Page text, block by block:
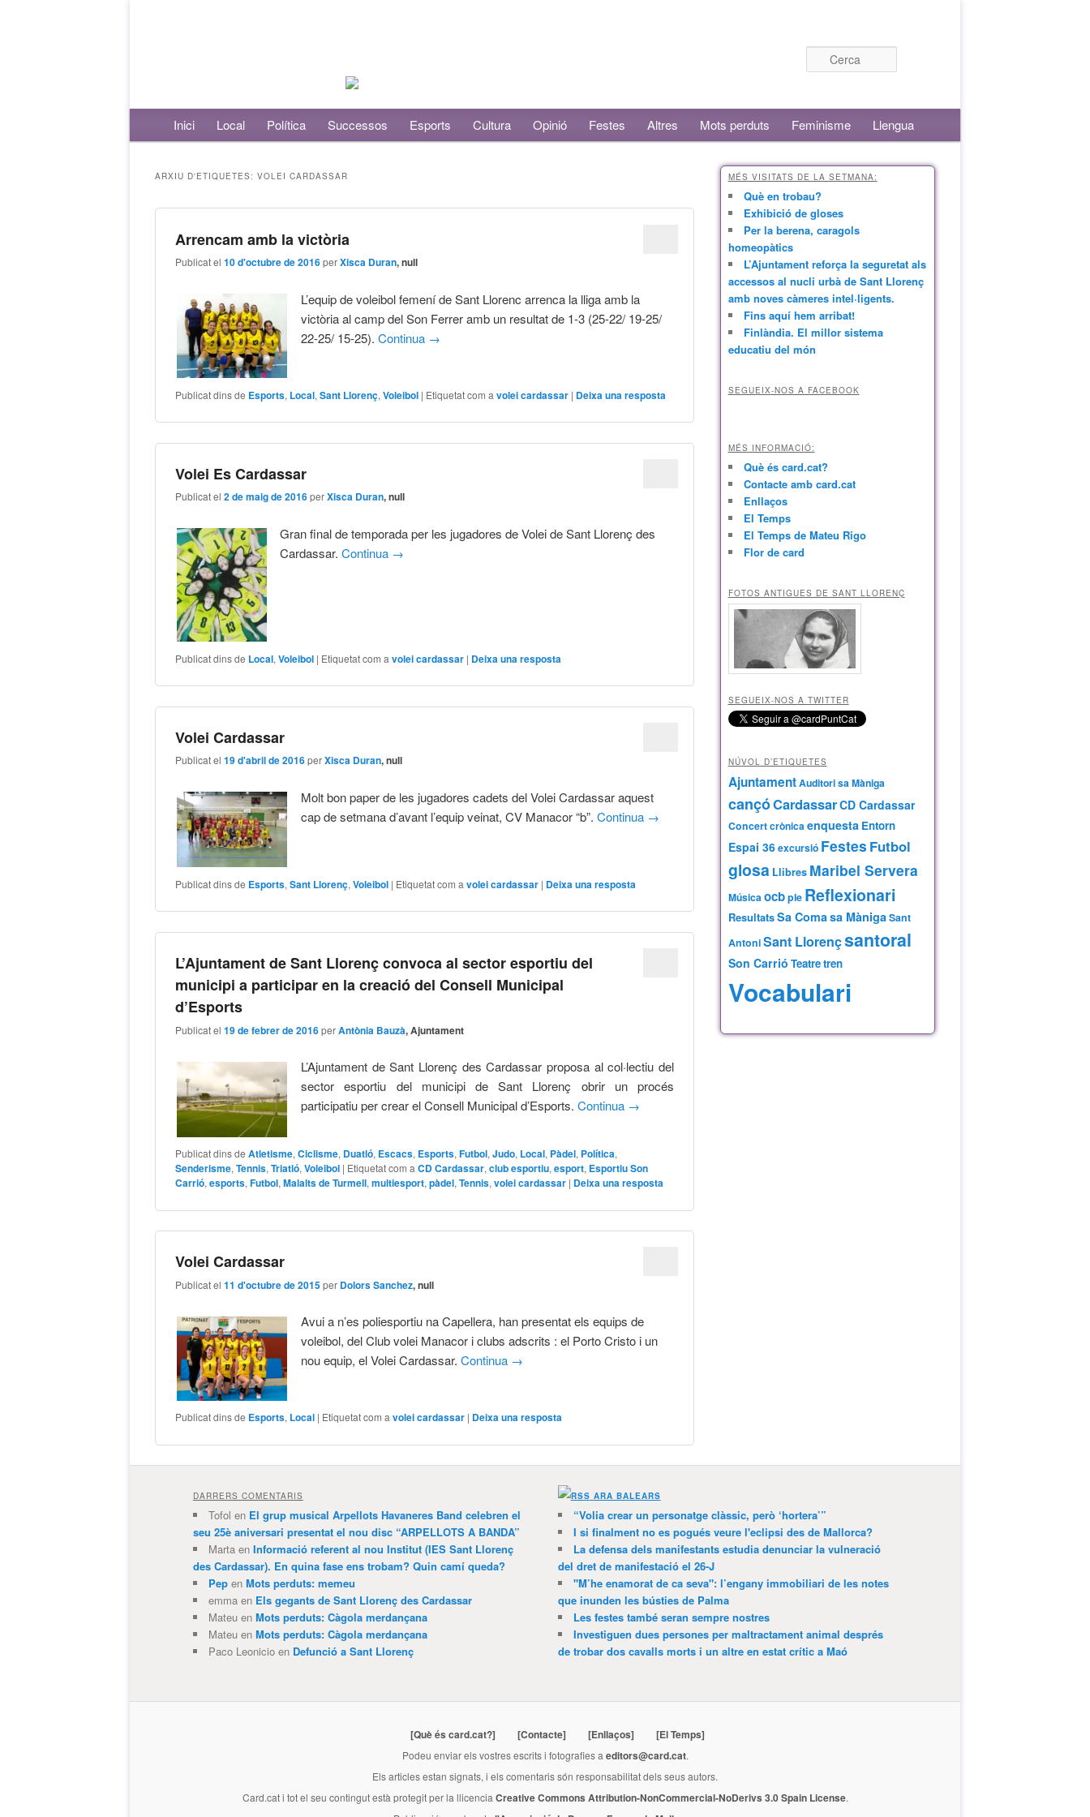
Menú principalAneu al contingut principal
Aneu al contingut secundari
Inici Local Política Successos Esports Cultura Opinió Festes Altres Mots perduts Feminisme Llengua
ARXIU D'ETIQUETES: VOLEI CARDASSAR
Arrencam amb la victòria
Publicat el10 d'octubre de 2016perXisca Duran, null
L’equip de voleibol femení de Sant Llorenc arrenca la lliga amb la
victòria al camp del Son Ferrer amb un resultat de 1-3 (25-22/ 19-25/
22-25/ 15-25).Continua →
Publicat dins de Esports, Local,Sant Llorenç,Voleibol | Etiquetat com a volei cardassar | Deixa una resposta
Volei Es Cardassar
Publicat el2 de maig de 2016perXisca Duran, null
Gran final de temporada per les jugadores de Volei de Sant Llorenç des
Cardassar.Continua →
Publicat dins de Local,Voleibol | Etiquetat com a volei cardassar | Deixa una resposta
Volei Cardassar
Publicat el19 d'abril de 2016perXisca Duran, null
Molt bon paper de les jugadores cadets del Volei Cardassar aquest
cap de setmana d’avant l’equip veinat, CV Manacor “b”.Continua →
Publicat dins de Esports,Sant Llorenç,Voleibol | Etiquetat com a volei cardassar | Deixa una resposta
L’Ajuntament de Sant Llorenç convoca al sector esportiu del
municipi a participar en la creació del Consell Municipal
d’Esports
Publicat el19 de febrer de 2016perAntònia Bauzà, Ajuntament
L’Ajuntament de Sant Llorenç des Cardassar proposa al col·lectiu del
sector esportiu del municipi de Sant Llorenç obrir un procés
participatiu per crear el Consell Municipal d’Esports.Continua →
Publicat dins de Atletisme,Ciclisme, Duatló, Escacs, Esports,Futbol,Judo, Local, Pàdel, Política,
Senderisme,Tennis,Triatló,Voleibol | Etiquetat com a CD Cardassar,club esportiu,esport, Esportiu Son
Carrió,esports,Futbol,Malalts de Turmell,multiesport,pàdel,Tennis,volei cardassar | Deixa una resposta
Volei Cardassar
Publicat el11 d'octubre de 2015per Dolors Sanchez, null
Avui a n’es poliesportiu na Capellera, han presentat els equips de
voleibol, del Club volei Manacor i clubs adscrits : el Porto Cristo i un
nou equip, el Volei Cardassar.Continua →
Publicat dins de Esports, Local | Etiquetat com a volei cardassar | Deixa una resposta
MÉS VISITATS DE LA SETMANA:
Què en trobau?
Exhibició de gloses
Per la berena, caragols
homeopàtics
L’Ajuntament reforça la seguretat als
accessos al nucli urbà de Sant Llorenç
amb noves càmeres intel·ligents.
Fins aquí hem arribat!
Finlàndia. El millor sistema
educatiu del món
SEGUEIX-NOS A FACEBOOK
MÉS INFORMACIÓ:
Què és card.cat?
Contacte amb card.cat
Enllaços
El Temps
El Temps de Mateu Rigo
Flor de card
FOTOS ANTIGUES DE SANT LLORENÇ
SEGUEIX-NOS A TWITTER
NÚVOL D’ETIQUETES
AjuntamentAuditori sa Màniga
cançóCardassarCD Cardassar
Concertcrònicaenquesta Entorn
Espai 36excursió Festes Futbol
glosa Llibres Maribel Servera
Músicaocbple Reflexionari
ResultatsSa Comasa MànigaSant
AntoniSant Llorençsantoral
Son Carrió Teatretren
Vocabulari
DARRERS COMENTARIS
Tofol en El grup musical Arpellots Havaneres Band celebren el
seu 25è aniversari presentat el nou disc “ARPELLOTS A BANDA”
Martaen Informació referent al nou Institut (IES Sant Llorenç
des Cardassar). En quina fase ens trobam? Quin camí queda?
Pepen Mots perduts: memeu
emmaen Els gegants de Sant Llorenç des Cardassar
Mateuen Mots perduts: Càgola merdançana
Mateuen Mots perduts: Càgola merdançana
Paco Leonicioen Defunció a Sant Llorenç
ARA BALEARS
“Volia crear un personatge clàssic, però ‘hortera’”
I si finalment no es pogués veure l'eclipsi des de Mallorca?
La defensa dels manifestants estudia denunciar la vulneració
del dret de manifestació el 26-J
"M’he enamorat de ca seva": l’engany immobiliari de les notes
que inunden les bústies de Palma
Les festes també seran sempre nostres
Investiguen dues persones per maltractament animal després
de trobar dos cavalls morts i un altre en estat crític a Maó
[Què és card.cat?] [Contacte] [Enllaços] [El Temps]
Podeu enviar els vostres escrits i fotografies a editors@card.cat.
Els articles estan signats, i els comentaris són responsabilitat dels seus autors.
Card.cati tot el seu contingut està protegit per la llicencia Creative Commons Attribution-NonCommercial-NoDerivs 3.0 Spain License.